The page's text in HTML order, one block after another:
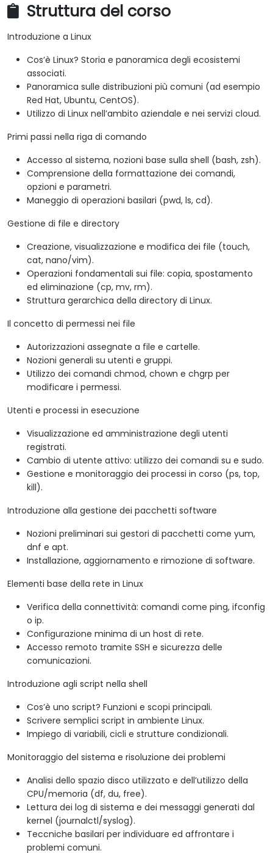
Struttura del corso
Introduzione a Linux
Cos’è Linux? Storia e panoramica degli ecosistemi
associati.
Panoramica sulle distribuzioni più comuni (ad esempio
Red Hat, Ubuntu, CentOS).
Utilizzo di Linux nell’ambito aziendale e nei servizi cloud.
Primi passi nella riga di comando
Accesso al sistema, nozioni base sulla shell (bash, zsh).
Comprensione della formattazione dei comandi,
opzioni e parametri.
Maneggio di operazioni basilari (pwd, ls, cd).
Gestione di file e directory
Creazione, visualizzazione e modifica dei file (touch,
cat, nano/vim).
Operazioni fondamentali sui file: copia, spostamento
ed eliminazione (cp, mv, rm).
Struttura gerarchica della directory di Linux.
Il concetto di permessi nei file
Autorizzazioni assegnate a file e cartelle.
Nozioni generali su utenti e gruppi.
Utilizzo dei comandi chmod, chown e chgrp per
modificare i permessi.
Utenti e processi in esecuzione
Visualizzazione ed amministrazione degli utenti
registrati.
Cambio di utente attivo: utilizzo dei comandi su e sudo.
Gestione e monitoraggio dei processi in corso (ps, top,
kill).
Introduzione alla gestione dei pacchetti software
Nozioni preliminari sui gestori di pacchetti come yum,
dnf e apt.
Installazione, aggiornamento e rimozione di software.
Elementi base della rete in Linux
Verifica della connettività: comandi come ping, ifconfig
o ip.
Configurazione minima di un host di rete.
Accesso remoto tramite SSH e sicurezza delle
comunicazioni.
Introduzione agli script nella shell
Cos’è uno script? Funzioni e scopi principali.
Scrivere semplici script in ambiente Linux.
Impiego di variabili, cicli e strutture condizionali.
Monitoraggio del sistema e risoluzione dei problemi
Analisi dello spazio disco utilizzato e dell’utilizzo della
CPU/memoria (df, du, free).
Lettura dei log di sistema e dei messaggi generati dal
kernel (journalctl/syslog).
Teccniche basilari per individuare ed affrontare i
problemi comuni.